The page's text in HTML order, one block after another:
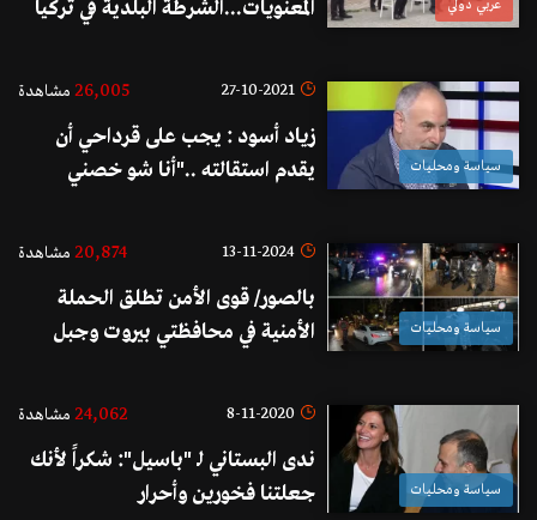
عربي دولي
المعنويات...الشرطة البلدية في تركيا
يتفاعلون من الشرفات!
سياسة ومحليات
27-10-2021
26,005 مشاهدة
زياد أسود : يجب على قرداحي أن
يقدم استقالته .."أنا شو خصني
سياسة ومحليات
13-11-2024
20,874 مشاهدة
بالصور/ قوى الأمن تطلق الحملة
الأمنية في محافظتي بيروت وجبل
سياسة ومحليات
8-11-2020
24,062 مشاهدة
ندى البستاني لـ "باسيل": شكراً لأنك
جعلتنا فخورين وأحرار